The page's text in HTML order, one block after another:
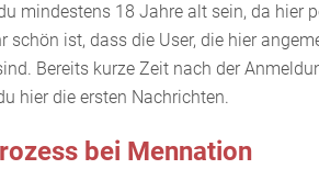
mindestens 18 Jahre alt sein, da hier
schön ist, dass die User, die hier
Bereits kurze Zeit nach der
hier die ersten Nachrichten.
bei Mennation